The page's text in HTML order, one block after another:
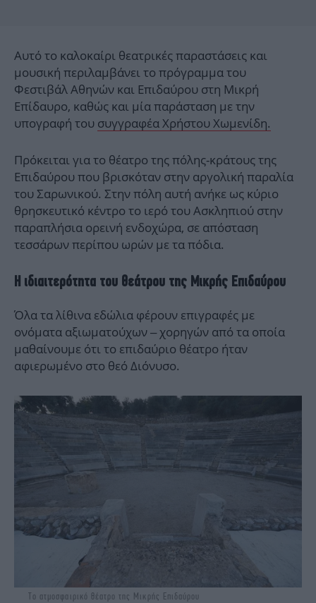
Αυτό το καλοκαίρι θεατρικές παραστάσεις και
μουσική περιλαμβάνει το πρόγραμμα του
Φεστιβάλ Αθηνών και Επιδαύρου στη Μικρή
Επίδαυρο, καθώς και μία παράσταση με την
υπογραφή του συγγραφέα Χρήστου Χωμενίδη.
Πρόκειται για το θέατρο της πόλης-κράτους της
Επιδαύρου που βρισκόταν στην αργολική παραλία
του Σαρωνικού. Στην πόλη αυτή ανήκε ως κύριο
θρησκευτικό κέντρο το ιερό του Ασκληπιού στην
παραπλήσια ορεινή ενδοχώρα, σε απόσταση
τεσσάρων περίπου ωρών με τα πόδια.
Η ιδιαιτερότητα του θεάτρου της Μικρής Επιδαύρου
Όλα τα λίθινα εδώλια φέρουν επιγραφές με
ονόματα αξιωματούχων – χορηγών από τα οποία
μαθαίνουμε ότι το επιδαύριο θέατρο ήταν
αφιερωμένο στο θεό Διόνυσο.
Το ατμοσφαιρικό θέατρο της Μικρής Επιδαύρου